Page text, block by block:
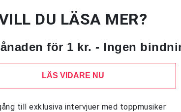
DU LÄSA MER?
för 1 kr. - Ingen
LÄS VIDARE NU
till exklusiva intervjuer med toppmusiker